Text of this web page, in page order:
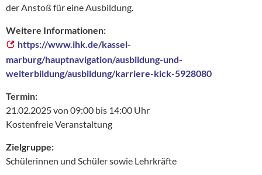
der Anstoß für eine Ausbildung.
Weitere Informationen:
https://www.ihk.de/kassel-
marburg/hauptnavigation/ausbildung-und-
weiterbildung/ausbildung/karriere-kick-5928080
Termin:
21.02.2025 von 09:00 bis 14:00 Uhr
Kostenfreie Veranstaltung
Zielgruppe:
Schülerinnen und Schüler sowie Lehrkräfte